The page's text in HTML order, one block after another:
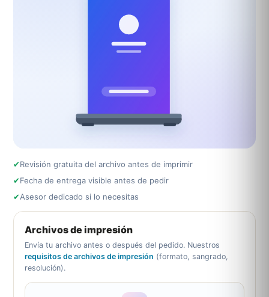
✔Revisión gratuita del archivo antes de imprimir
✔Fecha de entrega visible antes de pedir
✔Asesor dedicado si lo necesitas
Archivos de impresión
Envía tu archivo antes o después del pedido. Nuestros
requisitos de archivos de impresión (formato, sangrado,
resolución).